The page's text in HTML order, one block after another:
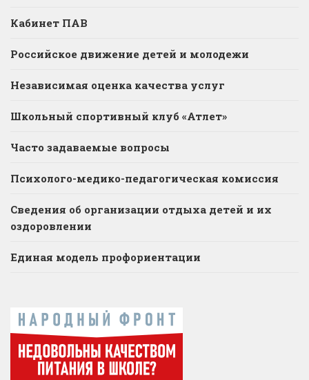
Кабинет ПАВ
Российское движение детей и молодежи
Независимая оценка качества услуг
Школьный спортивный клуб «Атлет»
Часто задаваемые вопросы
Психолого-медико-педагогическая комиссия
Сведения об организации отдыха детей и их
оздоровлении
Единая модель профориентации